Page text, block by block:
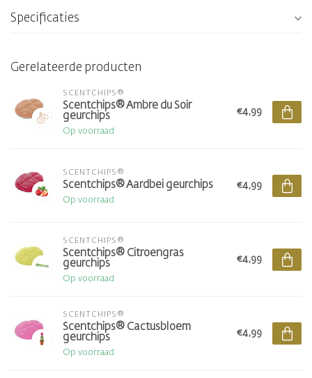
Specificaties
Gerelateerde producten
SCENTCHIPS®
Scentchips® Ambre du Soir
geurchips
Op voorraad
€4,99
SCENTCHIPS®
Scentchips® Aardbei geurchips
Op voorraad
€4,99
SCENTCHIPS®
Scentchips® Citroengras
geurchips
Op voorraad
€4,99
SCENTCHIPS®
Scentchips® Cactusbloem
geurchips
Op voorraad
€4,99